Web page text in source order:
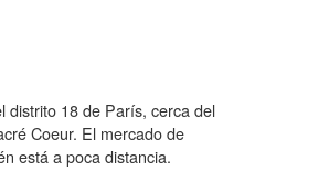
distrito 18 de París, cerca del
Coeur. El mercado de
está a poca distancia.